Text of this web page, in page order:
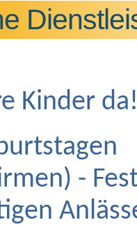
Kinder
-